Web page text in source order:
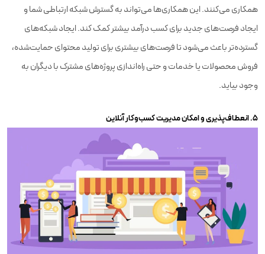
همکاری می‌کنند. این همکاری‌ها می‌تواند به گسترش شبکه ارتباطی شما و
ایجاد فرصت‌های جدید برای کسب درآمد بیشتر کمک کند. ایجاد شبکه‌های
گسترده‌تر باعث می‌شود تا فرصت‌های بیشتری برای تولید محتوای حمایت‌شده،
فروش محصولات یا خدمات و حتی راه‌اندازی پروژه‌های مشترک با دیگران به
وجود بیاید.
5. انعطاف‌پذیری و امکان مدیریت کسب‌وکار آنلاین